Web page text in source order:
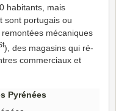
habitants, mais
sont portugais ou
mécaniques
), des magasins qui ré-
commerciaux et